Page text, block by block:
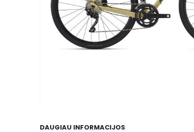
DAUGIAU INFORMACIJOS